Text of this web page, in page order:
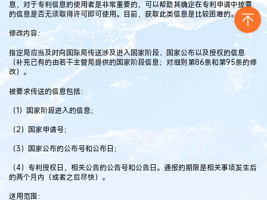
息，对于专利信息的使用者是非常重要的，可以帮助其确定在专利申请中披露
的信息是否无须取得许可即可使用。目前，获取此类信息是比较困难的。
修改内容：
指定局应当及时向国际局传送涉及进入国家阶段、国家公布以及授权的信息
（补充已有的由若干主管局提供的国家阶段信息；对细则第86条和第95条的修
改）。
被要求传送的信息包括：
（1）国家阶段进入的信息；
（2）国家申请号；
（3）国家公布的公布号和公布日；
（4）专利授权日，相关公告的公告号和公告日。通报的期限是相关事项发生后
的两个月内（或者之后尽快）。
适用范围：